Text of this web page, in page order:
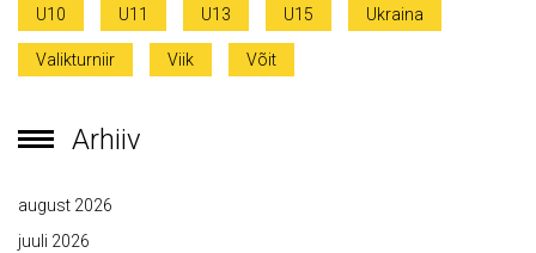
U10 U11 U13 U15 Ukraina
Valikturniir Viik Võit
Arhiiv
august 2026
juuli 2026